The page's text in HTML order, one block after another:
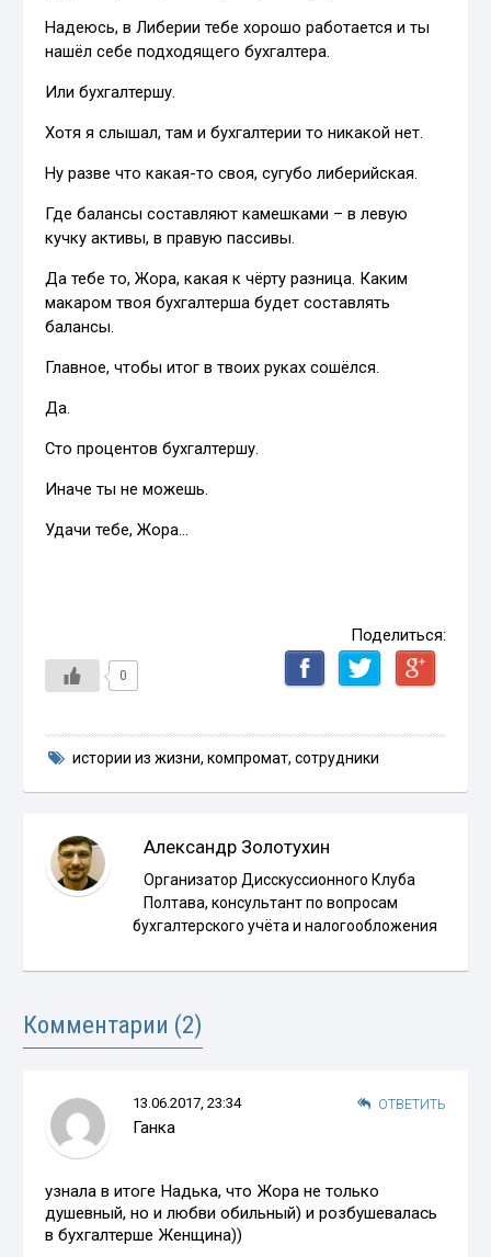
Надеюсь, в Либерии тебе хорошо работается и ты
нашёл себе подходящего бухгалтера.
Или бухгалтершу.
Хотя я слышал, там и бухгалтерии то никакой нет.
Ну разве что какая-то своя, сугубо либерийская.
Где балансы составляют камешками – в левую
кучку активы, в правую пассивы.
Да тебе то, Жора, какая к чёрту разница. Каким
макаром твоя бухгалтерша будет составлять
балансы.
Главное, чтобы итог в твоих руках сошёлся.
Да.
Сто процентов бухгалтершу.
Иначе ты не можешь.
Удачи тебе, Жора…
Поделиться:
0
истории из жизни, компромат, сотрудники
Александр Золотухин
Организатор Дисскуссионного Клуба
Полтава, консультант по вопросам
бухгалтерского учёта и налогообложения
Комментарии (2)
ОТВЕТИТЬ
13.06.2017, 23:34
Ганка
узнала в итоге Надька, что Жора не только
душевный, но и любви обильный) и розбушевалась
в бухгалтерше Женщина))